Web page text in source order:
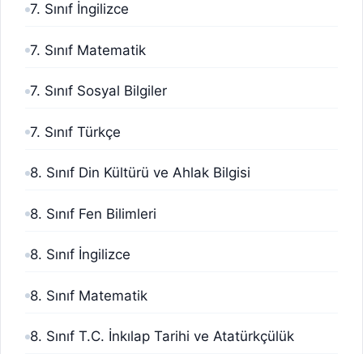
7. Sınıf İngilizce
7. Sınıf Matematik
7. Sınıf Sosyal Bilgiler
7. Sınıf Türkçe
8. Sınıf Din Kültürü ve Ahlak Bilgisi
8. Sınıf Fen Bilimleri
8. Sınıf İngilizce
8. Sınıf Matematik
8. Sınıf T.C. İnkılap Tarihi ve Atatürkçülük